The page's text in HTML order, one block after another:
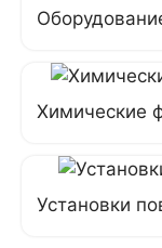
Химические
Установки